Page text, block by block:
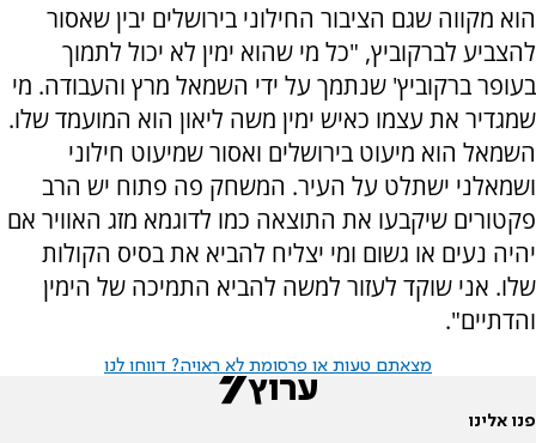
הוא מקווה שגם הציבור החילוני בירושלים יבין שאסור
להצביע לברקוביץ, "כל מי שהוא ימין לא יכול לתמוך
בעופר ברקוביץ' שנתמך על ידי השמאל מרץ והעבודה. מי
שמגדיר את עצמו כאיש ימין משה ליאון הוא המועמד שלו.
השמאל הוא מיעוט בירושלים ואסור שמיעוט חילוני
ושמאלני ישתלט על העיר. המשחק פה פתוח יש הרב
פקטורים שיקבעו את התוצאה כמו לדוגמא מזג האוויר אם
יהיה נעים או גשום ומי יצליח להביא את בסיס הקולות
שלו. אני שוקד לעזור למשה להביא התמיכה של הימין
והדתיים".
מצאתם טעות או פרסומת לא ראויה? דווחו לנו
פנו אלינו